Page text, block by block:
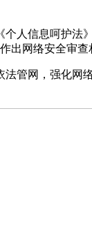
信息呵护法
网络安全审
网，强化网